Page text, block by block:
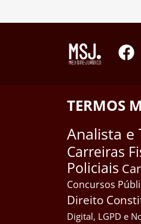
TERMOS
Analista e
Carreiras
Policiais
Concursos
Direito
Digital, LGPD e